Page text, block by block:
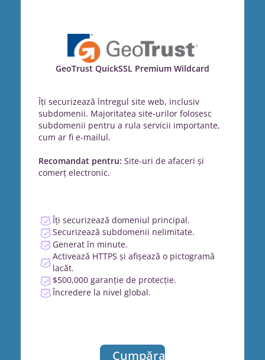
GeoTrust QuickSSL Premium Wildcard
Îți securizează întregul site web, inclusiv
subdomenii. Majoritatea site-urilor folosesc
subdomenii pentru a rula servicii importante,
cum ar fi e-mailul.
Recomandat pentru: Site-uri de afaceri și
comerț electronic.
Îți securizează domeniul principal.
Securizează subdomenii nelimitate.
Generat în minute.
Activează HTTPS și afișează o pictogramă
lacăt.
$500,000 garanție de protecție.
Încredere la nivel global.
Cumpărați